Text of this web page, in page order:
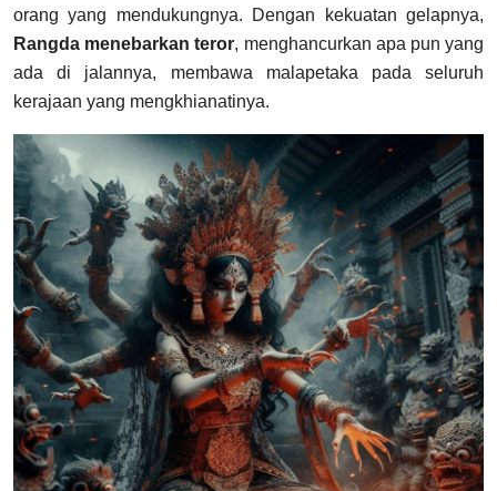
orang yang mendukungnya. Dengan kekuatan gelapnya,
Rangda menebarkan teror, menghancurkan apa pun yang
ada di jalannya, membawa malapetaka pada seluruh
kerajaan yang mengkhianatinya.